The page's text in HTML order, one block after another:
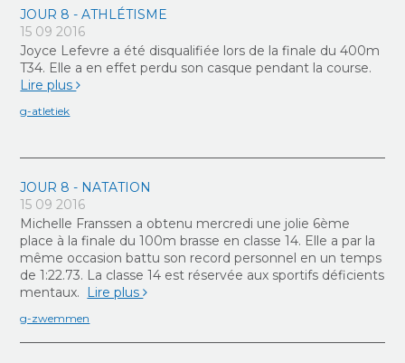
JOUR 8 - ATHLÉTISME
15 09 2016
Joyce Lefevre a été disqualifiée lors de la finale du 400m
T34. Elle a en effet perdu son casque pendant la course.
Lire plus
g-atletiek
JOUR 8 - NATATION
15 09 2016
Michelle Franssen a obtenu mercredi une jolie 6ème
place à la finale du 100m brasse en classe 14. Elle a par la
même occasion battu son record personnel en un temps
de 1:22.73. La classe 14 est réservée aux sportifs déficients
mentaux.
Lire plus
g-zwemmen